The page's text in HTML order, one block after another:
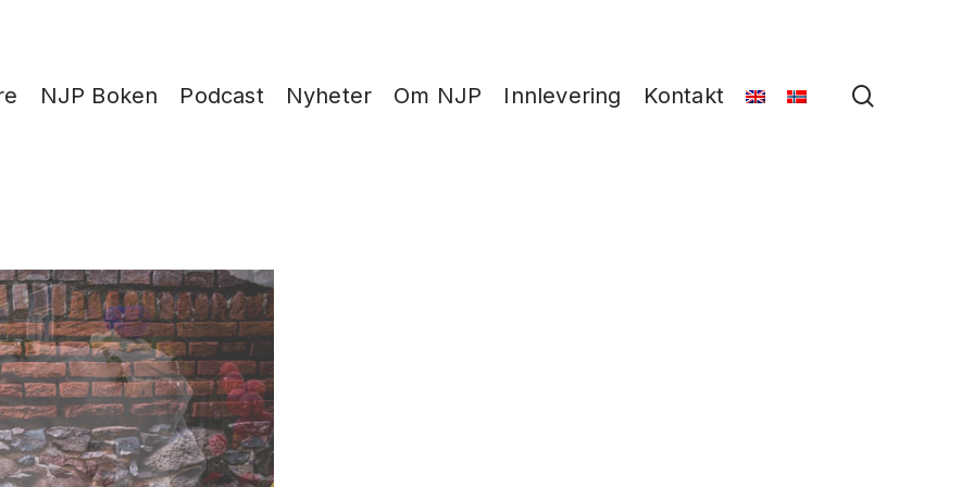
NJP Boken Podcast Nyheter Om NJP Innlevering Kontakt